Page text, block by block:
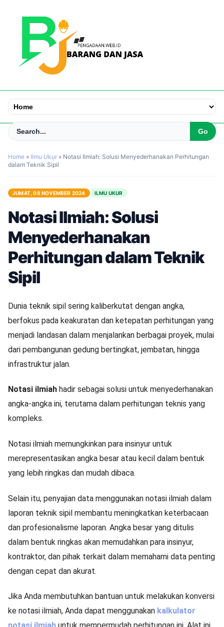
Home » Ilmu Ukur » Notasi Ilmiah: Solusi Menyederhanakan Perhitungan
dalam Teknik Sipil
JUMAT, 08 NOVEMBER 2024 ILMU UKUR
Notasi Ilmiah: Solusi
Menyederhanakan
Perhitungan dalam Teknik
Sipil
Dunia teknik sipil sering kaliberkutat dengan angka,
berfokus pada keakuratan dan ketepatan perhitungan yang
menjadi landasan dalam menjalankan berbagai proyek, mulai
dari pembangunan gedung bertingkat, jembatan, hingga
infrastruktur jalan.
Notasi ilmiah hadir sebagai solusi untuk menyederhanakan
angka-angka ini, terutama dalam perhitungan teknis yang
kompleks.
Notasi ilmiah memungkinkan para insinyur untuk
merepresentasikan angka besar atau kecil dalam bentuk
yang lebih ringkas dan mudah dibaca.
Selain itu, penyajian data menggunakan notasi ilmiah dalam
laporan teknik sipil membantu meningkatkan keterbacaan
dan profesionalisme laporan. Angka besar yang ditulis
dalam bentuk ringkas akan memudahkan para insinyur,
kontraktor, dan pihak terkait dalam memahami data penting
dengan cepat dan akurat.
Jika Anda membutuhkan bantuan untuk melakukan konversi
ke notasi ilmiah, Anda dapat menggunakan kalkulator